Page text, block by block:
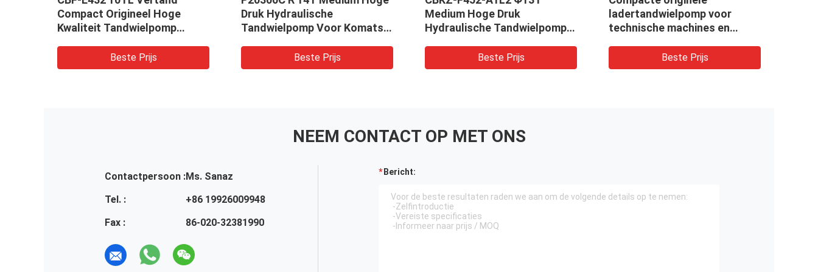
Compact Origineel Hoge
Kwaliteit Tandwielpomp
en VoertuigenBeste Prijs
Druk Hydraulische
Tandwielpomp Voor Komatsu
Lader, Boor, Kraan
Beste Prijs
Medium Hoge Druk
Hydraulische Tandwielpomp
Boor, KraanBeste Prijs
ladertandwielpomp voor
technische machines en
F427+F427-AFΦL
Beste Prijs
NEEM CONTACT OP MET ONS
Contactpersoon :Ms. Sanaz
Tel. :
+86 19926009948
Fax :
86-020-32381990
Bericht: